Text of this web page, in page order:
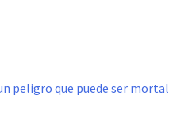
peligro que puede ser mortal